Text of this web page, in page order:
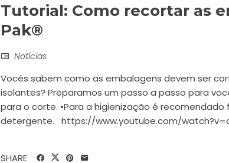
Tutorial: Como recortar as
Pak®
Notícias
Vocês sabem como as embalagens devem ser
isolantes? Preparamos um passo a passo para
para o corte. •Para a higienização é
detergente. https://www.youtube.com/
SHARE